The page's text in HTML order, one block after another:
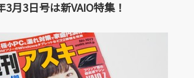
月3日号は新VAIO特集！